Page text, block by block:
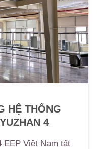
HỆ THỐNG
4
EEP Việt Nam tất